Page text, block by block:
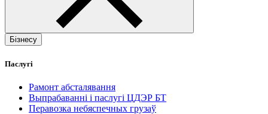
Бізнесу
Паслугі
Рамонт абсталявання
Выпрабаванні і паслугі ЦДЭР БТ
Перавозка небяспечных грузаў